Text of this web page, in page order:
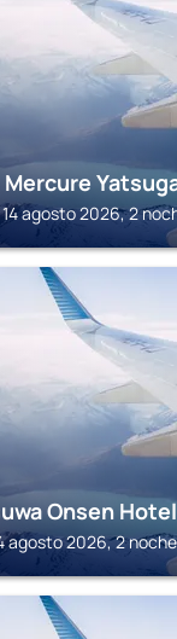
Mercure
agosto 2026, 2
Onsen
agosto 2026, 2